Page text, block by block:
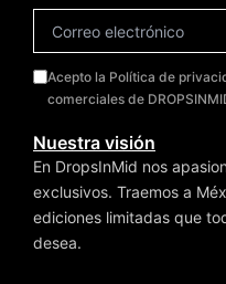
Acepto la Política de
comerciales de
Nuestra visión
En DropsInMid nos
exclusivos. Traemos a
ediciones limitadas que
desea.